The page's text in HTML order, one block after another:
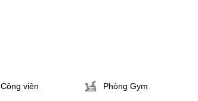
Công viên Phòng Gym